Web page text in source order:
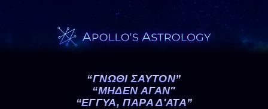
“ΓΝΩΘΙ ΣΑΥΤΟΝ”
“ΜΗΔΕΝ ΑΓΑΝ"
“ΕΓΓΥΑ, ΠΑΡΑ Δ'ΑΤΑ”